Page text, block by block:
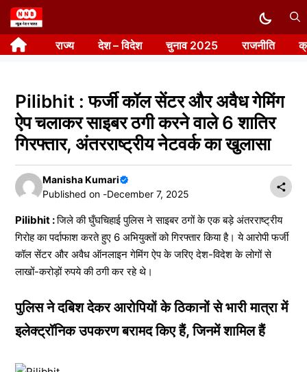
Skip
to
content राज्य देश – विदेश चुनाव 2025 राजनीति
Pilibhit : फर्जी कॉल सेंटर और अवैध गेमिंग
ऐप चलाकर साइबर ठगी करने वाले 6 शातिर
गिरफ्तार, अंतरराष्ट्रीय नेटवर्क का खुलासा
Manisha Kumari
Published on -December 7, 2025
Pilibhit :जिले की घुँघचिहाई पुलिस ने साइबर ठगों के एक बड़े अंतरराष्ट्रीय
गिरोह का पर्दाफाश करते हुए 6 अभियुक्तों को गिरफ्तार किया है। ये आरोपी फर्जी
कॉल सेंटर और अवैध ऑनलाइन गेमिंग ऐप के जरिए देश-विदेश के लोगों से
लाखों-करोड़ों रुपये की ठगी कर रहे थे।
पुलिस ने दबिश देकर आरोपियों के ठिकानों से भारी मात्रा में
इलेक्ट्रॉनिक उपकरण बरामद किए हैं, जिनमें शामिल हैं